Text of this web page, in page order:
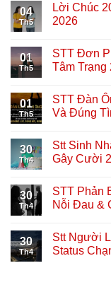
04
Th5
Lời Chúc
2026
01
Th5
STT Đơn
Tâm Trạng
01
Th5
STT Đàn
Và Đúng
30
Th4
Stt Sinh
Gây Cười
30
Th4
STT Phản
Nỗi Đau &
30
Th4
Stt Người
Status